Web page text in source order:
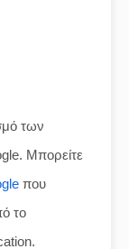
των
Μπορείτε
που
το